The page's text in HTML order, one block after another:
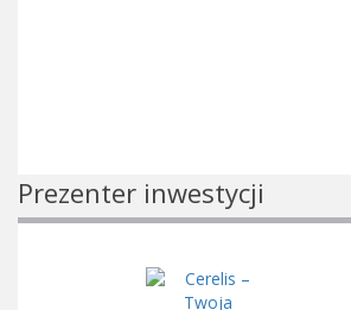
Prezenter inwestycji